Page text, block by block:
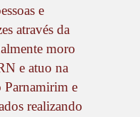
e
através da
moro
e atuo na
e
realizando